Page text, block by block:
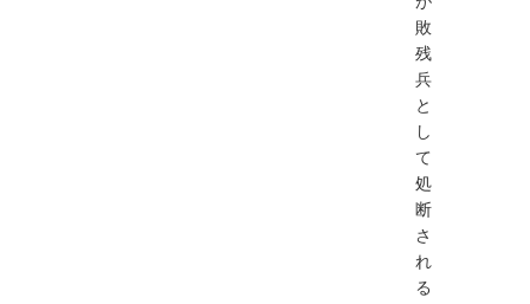
敗
残
兵
と
し
て
処
断
さ
れ
る